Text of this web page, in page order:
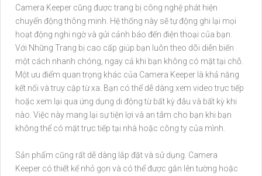
Camera Keeper cũng được trang bị công nghệ phát hiện
chuyển động thông minh. Hệ thống này sẽ tự động ghi lại mọi
hoạt động nghi ngờ và gửi cảnh báo đến điện thoại của bạn.
Với Những Trang bị cao cấp giúp bạn luôn theo dõi diễn biến
một cách nhanh chóng, ngay cả khi bạn không có mặt tại chỗ.
Một ưu điểm quan trọng khác của Camera Keeper là khả năng
kết nối và truy cập từ xa. Bạn có thể dễ dàng xem video trực tiếp
hoặc xem lại qua ứng dụng di động từ bất kỳ đâu và bất kỳ khi
nào. Việc này mang lại sự tiện lợi và an tâm cho bạn khi bạn
không thể có mặt trực tiếp tại nhà hoặc công ty của mình.
Sản phẩm cũng rất dễ dàng lắp đặt và sử dụng. Camera
Keeper có thiết kế nhỏ gọn và có thể được gắn lên tường hoặc